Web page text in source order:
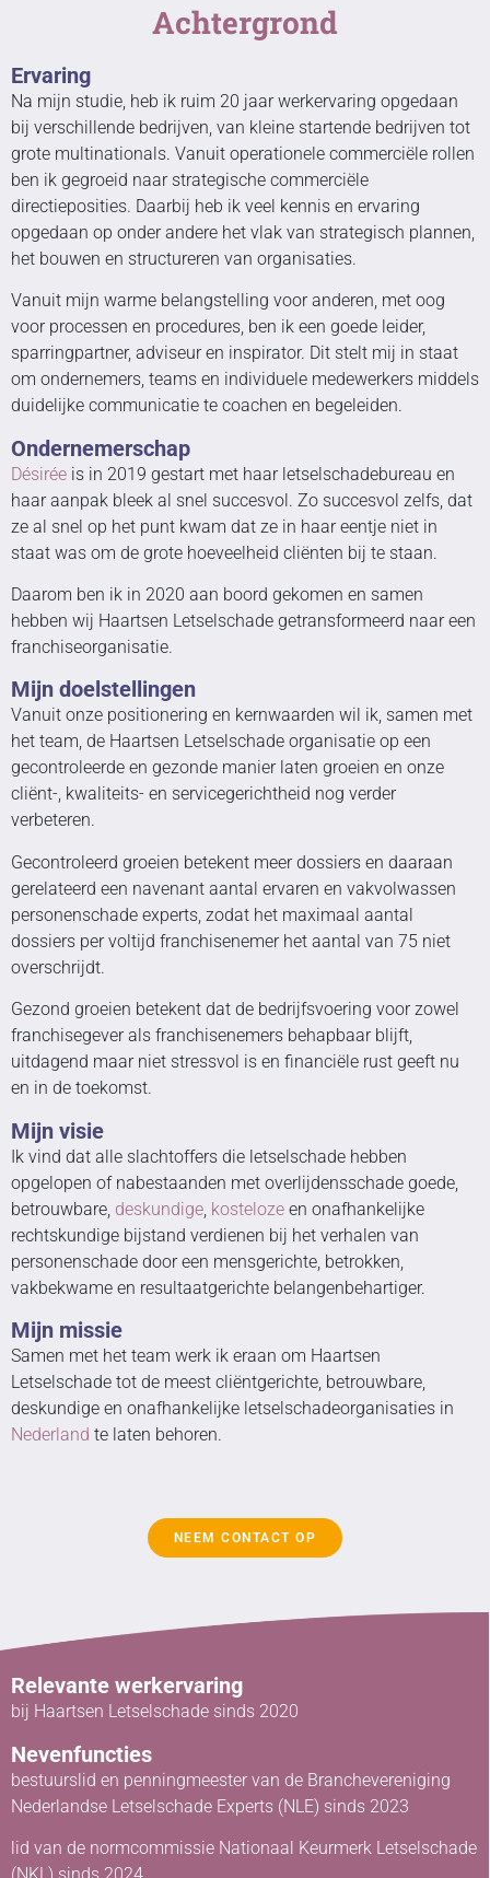
Achtergrond
Ervaring
Na mijn studie, heb ik ruim 20 jaar werkervaring opgedaan
bij verschillende bedrijven, van kleine startende bedrijven tot
grote multinationals. Vanuit operationele commerciële rollen
ben ik gegroeid naar strategische commerciële
directieposities. Daarbij heb ik veel kennis en ervaring
opgedaan op onder andere het vlak van strategisch plannen,
het bouwen en structureren van organisaties.
Vanuit mijn warme belangstelling voor anderen, met oog
voor processen en procedures, ben ik een goede leider,
sparringpartner, adviseur en inspirator. Dit stelt mij in staat
om ondernemers, teams en individuele medewerkers middels
duidelijke communicatie te coachen en begeleiden.
Ondernemerschap
Désirée is in 2019 gestart met haar letselschadebureau en
haar aanpak bleek al snel succesvol. Zo succesvol zelfs, dat
ze al snel op het punt kwam dat ze in haar eentje niet in
staat was om de grote hoeveelheid cliënten bij te staan.
Daarom ben ik in 2020 aan boord gekomen en samen
hebben wij Haartsen Letselschade getransformeerd naar een
franchiseorganisatie.
Mijn doelstellingen
Vanuit onze positionering en kernwaarden wil ik, samen met
het team, de Haartsen Letselschade organisatie op een
gecontroleerde en gezonde manier laten groeien en onze
cliënt-, kwaliteits- en servicegerichtheid nog verder
verbeteren.
Gecontroleerd groeien betekent meer dossiers en daaraan
gerelateerd een navenant aantal ervaren en vakvolwassen
personenschade experts, zodat het maximaal aantal
dossiers per voltijd franchisenemer het aantal van 75 niet
overschrijdt.
Gezond groeien betekent dat de bedrijfsvoering voor zowel
franchisegever als franchisenemers behapbaar blijft,
uitdagend maar niet stressvol is en financiële rust geeft nu
en in de toekomst.
Mijn visie
Ik vind dat alle slachtoffers die letselschade hebben
opgelopen of nabestaanden met overlijdensschade goede,
betrouwbare, deskundige kosteloze en onafhankelijke
rechtskundige bijstand verdienen bij het verhalen van
personenschade door een mensgerichte, betrokken,
vakbekwame en resultaatgerichte belangenbehartiger.
Mijn missie
Samen met het team werk ik eraan om Haartsen
Letselschade tot de meest cliëntgerichte, betrouwbare,
deskundige en onafhankelijke letselschadeorganisaties in
Nederland te laten behoren.
NEEM CONTACT OP
Relevante werkervaring
bij Haartsen Letselschade sinds 2020
Nevenfuncties
bestuurslid en penningmeester van de Branchevereniging
Nederlandse Letselschade Experts (NLE) sinds 2023
lid van de normcommissie Nationaal Keurmerk Letselschade